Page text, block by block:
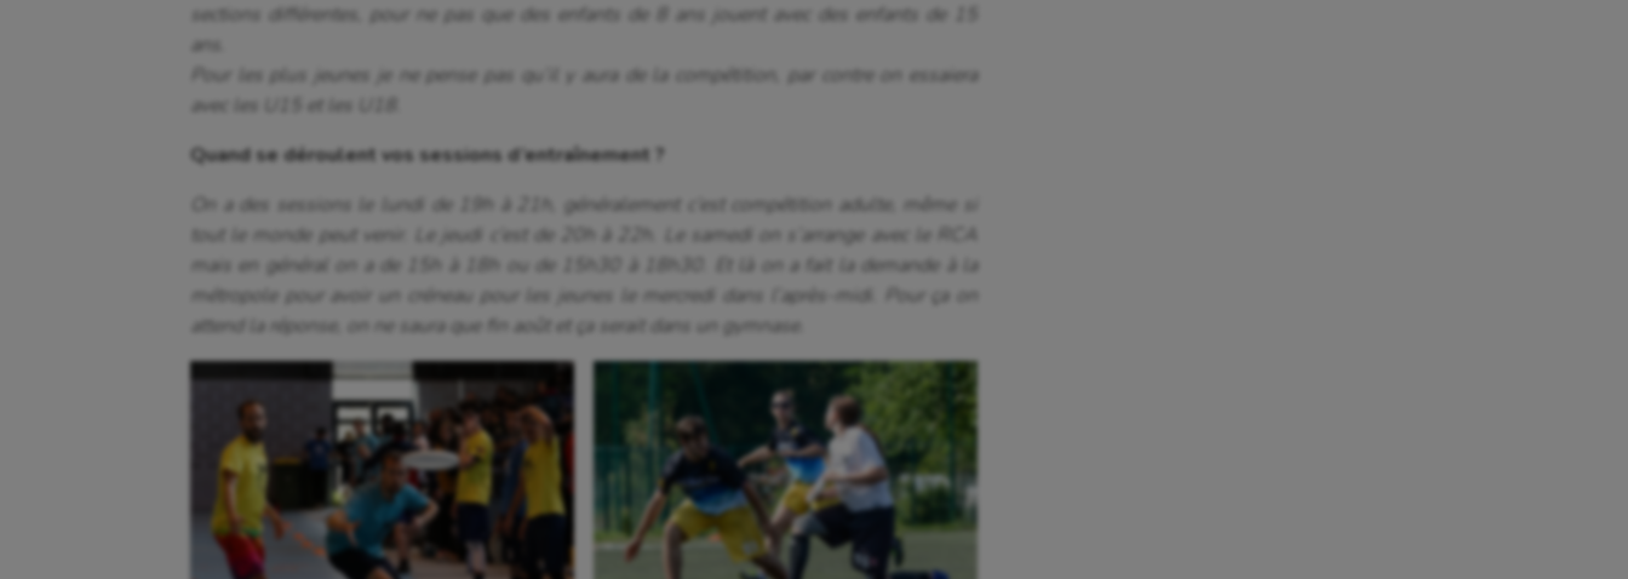
sections différentes, pour ne pas que des enfants de 8 ans jouent avec des enfants de 15
ans.
Pour les plus jeunes je ne pense pas qu’il y aura de la compétition, par contre on essaiera
avec les U15 et les U18.
Quand se déroulent vos sessions d’entraînement ?
On a des sessions le lundi de 19h à 21h, généralement c’est compétition adulte, même si
tout le monde peut venir. Le jeudi c’est de 20h à 22h. Le samedi on s’arrange avec le RCA
mais en général on a de 15h à 18h ou de 15h30 à 18h30. Et là on a fait la demande à la
métropole pour avoir un créneau pour les jeunes le mercredi dans l’après-midi. Pour ça on
attend la réponse, on ne saura que fin août et ça serait dans un gymnase.